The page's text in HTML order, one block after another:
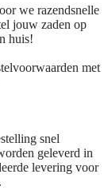
we razendsnelle
jouw zaden op
huis!
met
snel
geleverd in
levering voor